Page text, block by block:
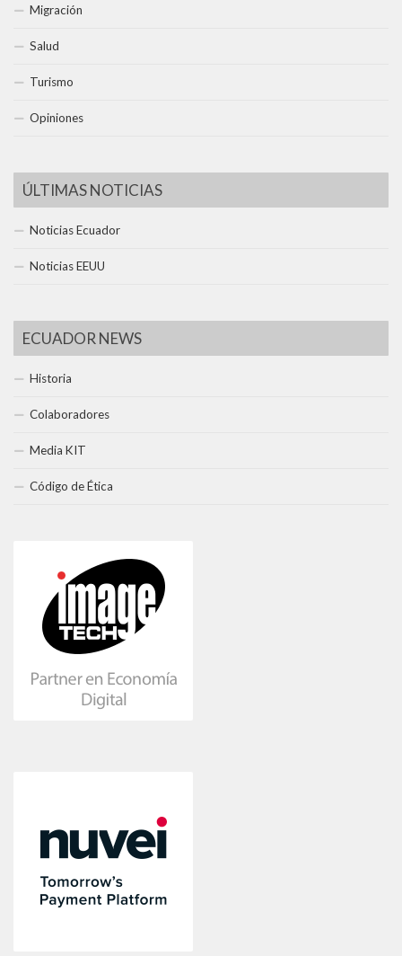
Migración
Salud
Turismo
Opiniones
ÚLTIMAS NOTICIAS
Noticias Ecuador
Noticias EEUU
ECUADOR NEWS
Historia
Colaboradores
Media KIT
Código de Ética